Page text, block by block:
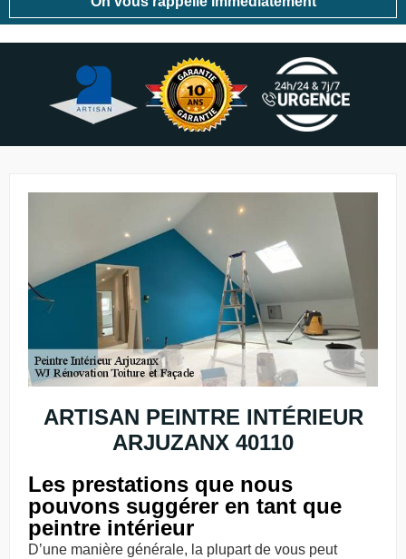
ARTISAN PEINTRE INTÉRIEUR
ARJUZANX 40110
Les prestations que nous
pouvons suggérer en tant que
peintre intérieur
D’une manière générale, la plupart de vous peut